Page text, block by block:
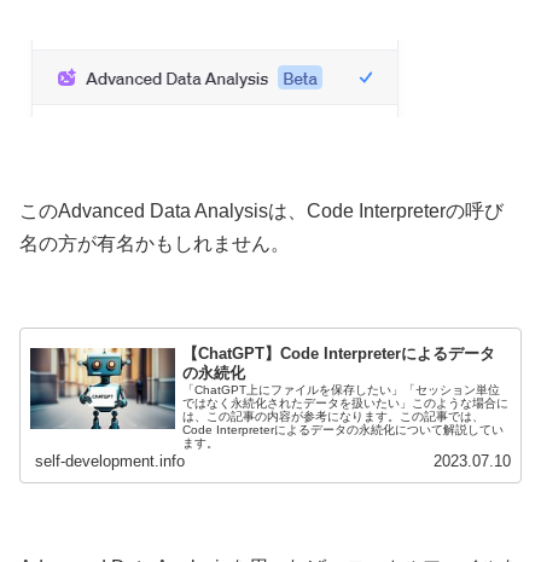
このAdvanced Data Analysisは、Code Interpreterの呼び
名の方が有名かもしれません。
【ChatGPT】Code Interpreterによるデータ
の永続化
「ChatGPT上にファイルを保存したい」「セッション単位
ではなく永続化されたデータを扱いたい」このような場合に
は、この記事の内容が参考になります。この記事では、
Code Interpreterによるデータの永続化について解説してい
ます。
self-development.info 2023.07.10